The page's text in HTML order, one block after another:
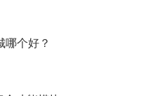
哪个好？